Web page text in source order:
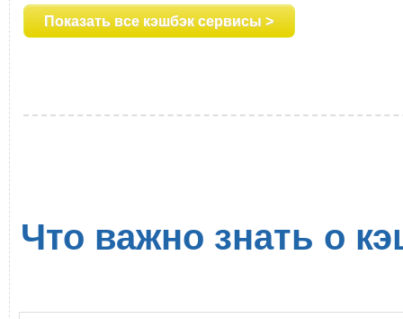
Показать все кэшбэк сервисы >
Что важно знать о